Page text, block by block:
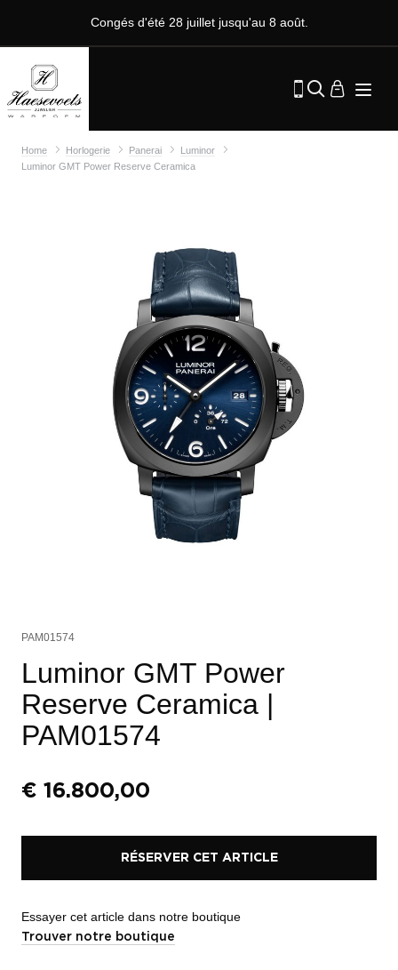
Congés d'été 28 juillet jusqu'au 8 août.
Home Horlogerie Panerai
Luminor
Luminor GMT Power Reserve Ceramica
PAM01574
Luminor GMT Power
Reserve Ceramica |
PAM01574
€ 16.800,00
RÉSERVER CET ARTICLE
Essayer cet article dans notre boutique
Trouver notre boutique